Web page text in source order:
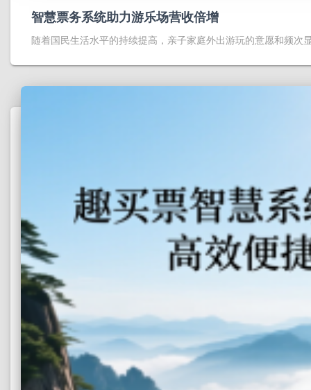
智慧票务系统助力游乐场营收倍增
随着国民生活水平的持续提高，亲子家庭外出游玩的意愿和频次